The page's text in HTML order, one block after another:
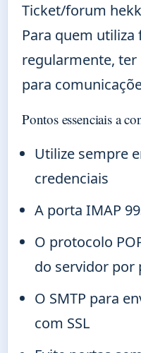
Ticket/forum
Para quem
regularmente, ter
para
Pontos essenciais a
Utilize sempre
credenciais
A porta IMAP
O protocolo
do servidor por
O SMTP para
com SSL